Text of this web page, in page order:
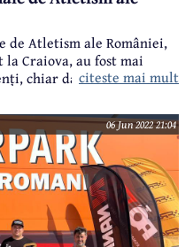
de Atletism ale României,
Craiova, au fost mai
chiar dacă ei nu mai
citeste mai mult
06 Jun 2022 21:04